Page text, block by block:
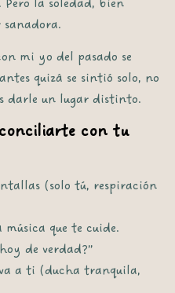
mi yo del pasado se
quizá se sintió solo, no
darle un lugar distinto.
con tu
(solo tú, respiración
que te cuide.
de verdad?”
a ti (ducha tranquila,